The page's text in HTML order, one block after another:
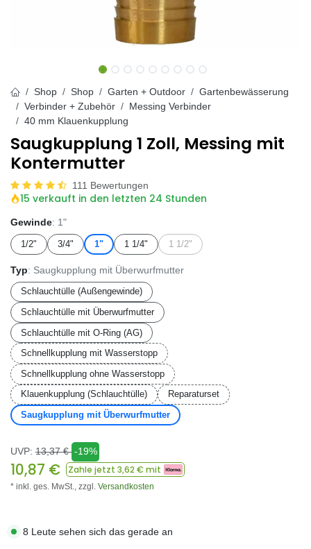
Shop Shop Garten + Outdoor
Gartenbewässerung
Verbinder + Zubehör
Messing Verbinder
40 mm Klauenkupplung
Saugkupplung 1 Zoll, Messing mit
Kontermutter
111 Bewertungen
15 verkauft in den letzten 24 Stunden
Gewinde: 1"
1/2" 3/4" 1" 1 1/4" 1 1/2"
Typ: Saugkupplung mit Überwurfmutter
Schlauchtülle (Außengewinde)
Schlauchtülle mit Überwurfmutter
Schlauchtülle mit O-Ring (AG)
Schnellkupplung mit Wasserstopp
Schnellkupplung ohne Wasserstopp
Klauenkupplung (Schlauchtülle)
Reparaturset
Saugkupplung mit Überwurfmutter
UVP: 13,37€ -19%
10,87 € Zahle jetzt 3,62 € mit
* inkl. ges. MwSt., zzgl. Versandkosten
8 Leute sehen sich das gerade an